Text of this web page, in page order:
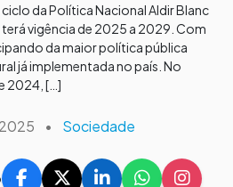
da Política Nacional Aldir Blanc
vigência de 2025 a 2029. Com
da maior política pública
já implementada no país. No
2024, […]
• Sociedade